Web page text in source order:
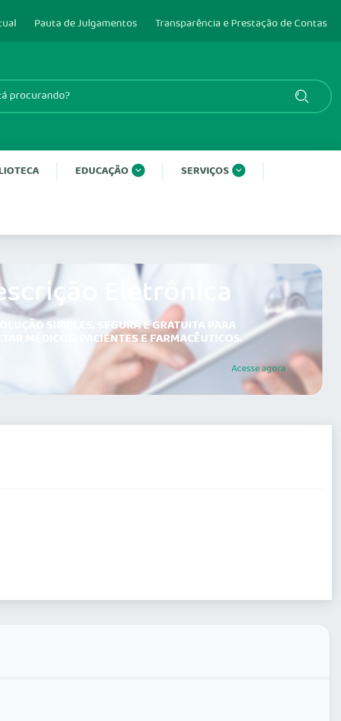
Pauta de Julgamentos Transparência e Prestação de Contas
EDUCAÇÃO SERVIÇOS
Eletrônica
SIMPLES, SEGURA E GRATUITA PARA
MÉDICOS, PACIENTES E FARMACÊUTICOS.
Acesseagora